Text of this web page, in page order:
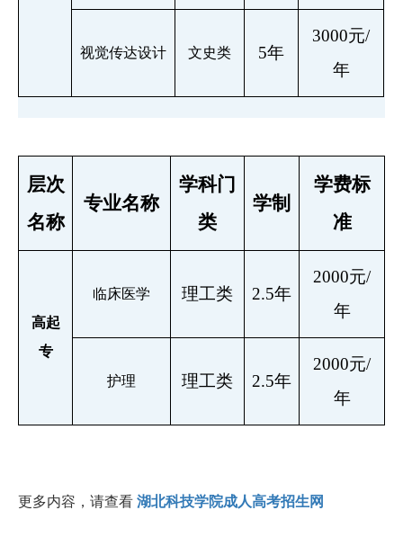
视觉传达设计 文史类 5年
3000元/
年
层次
名称
专业名称
学科门
类
学制
学费标
准
高起
专
临床医学 理工类 2.5年
2000元/
年
护理 理工类 2.5年
2000元/
年
更多内容，请查看 湖北科技学院成人高考招生网